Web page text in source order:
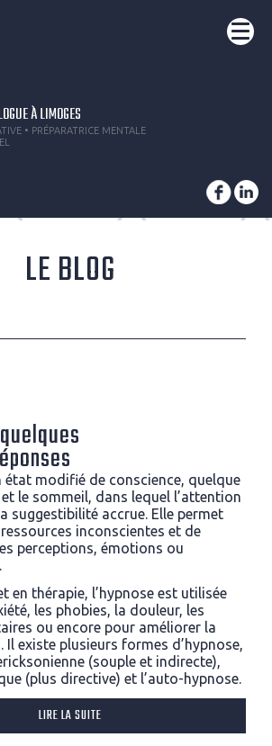
À LIMOGES
• PRÉPARATRICE MENTALE
LE BLOG
état modifié de conscience, quelque
et le sommeil, dans lequel l’attention
suggestibilité accrue. Elle permet
inconscientes et de
perceptions, émotions ou
en thérapie, l’hypnose est utilisée
les phobies, la douleur, les
ou encore pour améliorer la
Il existe plusieurs formes d’hypnose,
(souple et indirecte),
(plus directive) et l’auto-hypnose.
LIRE LA SUITE